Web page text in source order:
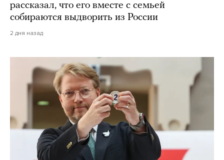
рассказал, что его вместе с семьей
собираются выдворить из России
2 дня назад